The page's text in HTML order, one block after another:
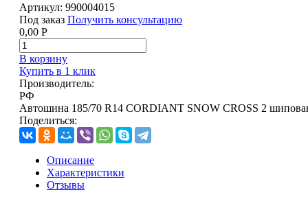
Артикул: 990004015
Под заказ Получить консультацию
0,00 Р
В корзину
Купить в 1 клик
Производитель:
РФ
Автошина 185/70 R14 CORDIANT SNOW CROSS 2
Поделиться:
Описание
Характеристики
Отзывы